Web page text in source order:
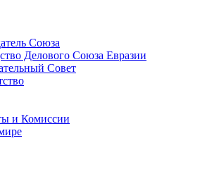
Союза
Делового Союза Евразии
Совет
и Комиссии